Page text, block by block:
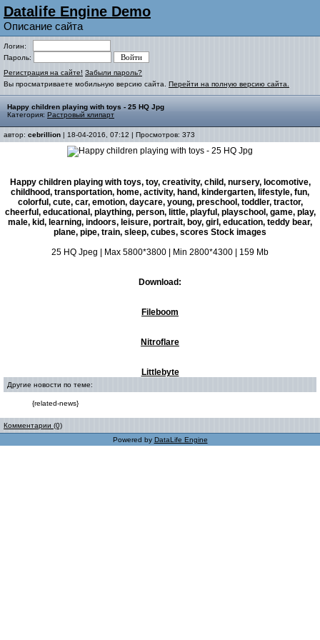
Datalife Engine Demo
Описание сайта
Логин:
Пароль:
Регистрация на сайте! Забыли пароль?
Вы просматриваете мобильную версию сайта. Перейти на полную версию сайта.
Happy children playing with toys - 25 HQ Jpg
Категория: Растровый клипарт
автор: cebrillion | 18-04-2016, 07:12 | Просмотров: 373
Happy children playing with toys, toy, creativity, child, nursery, locomotive,
childhood, transportation, home, activity, hand, kindergarten, lifestyle, fun,
colorful, cute, car, emotion, daycare, young, preschool, toddler, tractor,
cheerful, educational, plaything, person, little, playful, playschool, game, play,
male, kid, learning, indoors, leisure, portrait, boy, girl, education, teddy bear,
plane, pipe, train, sleep, cubes, scores Stock images
25 HQ Jpeg | Max 5800*3800 | Min 2800*4300 | 159 Mb
Download:
Fileboom
Nitroflare
Littlebyte
Другие новости по теме:
{related-news}
Комментарии (0)
Powered by DataLife Engine